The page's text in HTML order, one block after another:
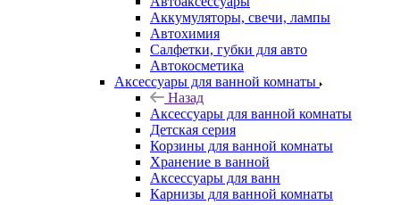
Аккумуляторы, свечи, лампы
Автохимия
Салфетки, губки для авто
Автокосметика
Аксессуары для ванной комнаты
Назад
Аксессуары для ванной комнаты
Детская серия
Корзины для ванной комнаты
Хранение в ванной
Аксессуары для ванн
Карнизы для ванной комнаты